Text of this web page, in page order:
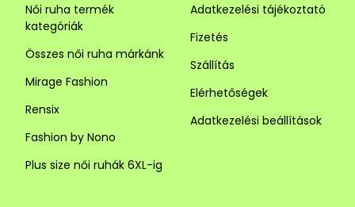
Női ruha termék
kategóriák
Összes női ruha márkánk
Mirage Fashion
Rensix
Fashion by Nono
Plus size női ruhák 6XL-ig
Adatkezelési tájékoztató
Fizetés
Szállítás
Elérhetőségek
Adatkezelési beállítások